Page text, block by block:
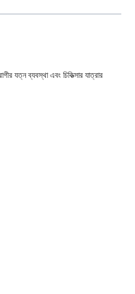
যত্ন ব্যবস্থা এবং চিকিত্সার যাত্রার